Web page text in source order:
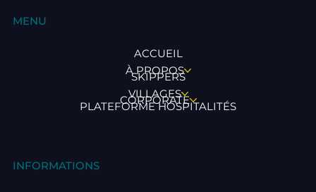
MENU
ACCUEIL
À PROPOS
SKIPPERS
VILLAGES
CORPORATE
PLATEFORME HOSPITALITÉS
INFORMATIONS